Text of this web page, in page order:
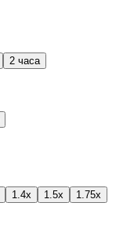
2 часа
1.4x 1.5x
1.75x